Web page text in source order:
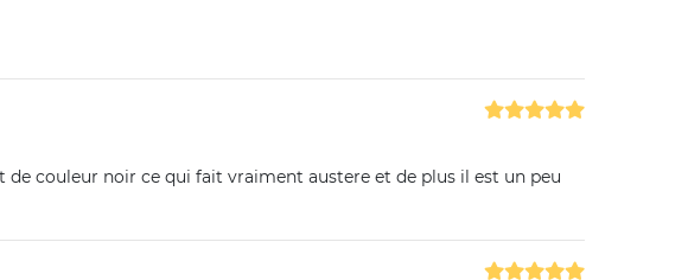
de couleur noir ce qui fait vraiment austere et de plus il est un peu